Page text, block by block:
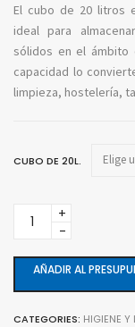
El cubo de 20 litros
ideal para
sólidos en el ámbito
capacidad lo
limpieza, hostelería,
CUBO DE 20L.
litros
quantity
AÑADIR AL
CATEGORIES: HIGIENE Y